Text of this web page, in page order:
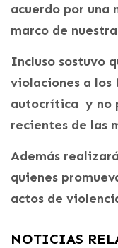
acuerdo por una
marco de
Incluso sostuvo
violaciones a los
autocrítica y no
recientes de las
Además
quienes
actos de
NOTICIAS